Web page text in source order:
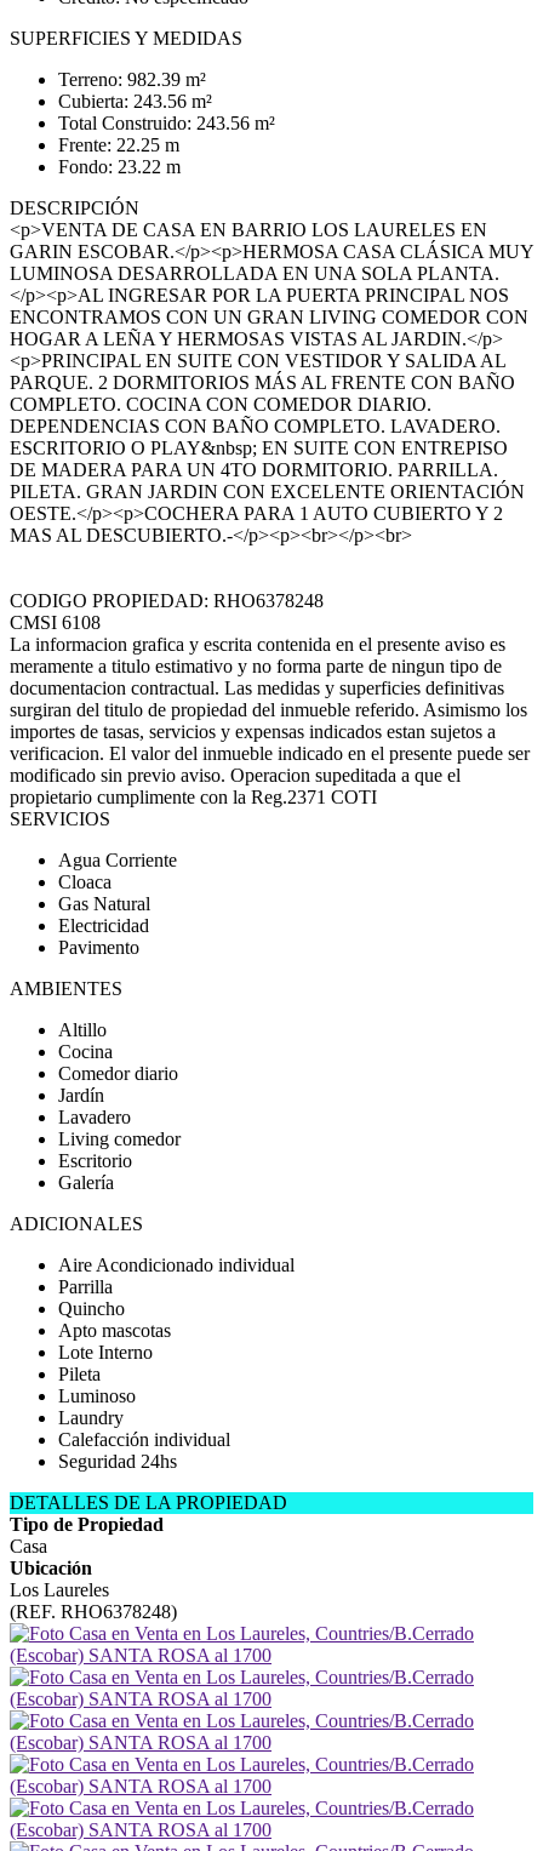
SUPERFICIES Y MEDIDAS
Terreno: 982.39 m²
Cubierta: 243.56 m²
Total Construido: 243.56 m²
Frente: 22.25 m
Fondo: 23.22 m
DESCRIPCIÓN
<p>VENTA DE CASA EN BARRIO LOS LAURELES EN
GARIN ESCOBAR.</p><p>HERMOSA CASA CLÁSICA MUY
LUMINOSA DESARROLLADA EN UNA SOLA PLANTA.
</p><p>AL INGRESAR POR LA PUERTA PRINCIPAL NOS
ENCONTRAMOS CON UN GRAN LIVING COMEDOR CON
HOGAR A LEÑA Y HERMOSAS VISTAS AL JARDIN.</p>
<p>PRINCIPAL EN SUITE CON VESTIDOR Y SALIDA AL
PARQUE. 2 DORMITORIOS MÁS AL FRENTE CON BAÑO
COMPLETO. COCINA CON COMEDOR DIARIO.
DEPENDENCIAS CON BAÑO COMPLETO. LAVADERO.
ESCRITORIO O PLAY&nbsp; EN SUITE CON ENTREPISO
DE MADERA PARA UN 4TO DORMITORIO. PARRILLA.
PILETA. GRAN JARDIN CON EXCELENTE ORIENTACIÓN
OESTE.</p><p>COCHERA PARA 1 AUTO CUBIERTO Y 2
MAS AL DESCUBIERTO.-</p><p><br></p><br>
CODIGO PROPIEDAD: RHO6378248
CMSI 6108
La informacion grafica y escrita contenida en el presente aviso es
meramente a titulo estimativo y no forma parte de ningun tipo de
documentacion contractual. Las medidas y superficies definitivas
surgiran del titulo de propiedad del inmueble referido. Asimismo los
importes de tasas, servicios y expensas indicados estan sujetos a
verificacion. El valor del inmueble indicado en el presente puede ser
modificado sin previo aviso. Operacion supeditada a que el
propietario cumplimente con la Reg.2371 COTI
SERVICIOS
Agua Corriente
Cloaca
Gas Natural
Electricidad
Pavimento
AMBIENTES
Altillo
Cocina
Comedor diario
Jardín
Lavadero
Living comedor
Escritorio
Galería
ADICIONALES
Aire Acondicionado individual
Parrilla
Quincho
Apto mascotas
Lote Interno
Pileta
Luminoso
Laundry
Calefacción individual
Seguridad 24hs
DETALLES DE LA PROPIEDAD
Tipo de Propiedad
Casa
Ubicación
Los Laureles
(REF. RHO6378248)